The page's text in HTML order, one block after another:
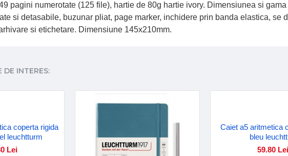
pagini numerotate (125 file), hartie de 80g hartie ivory. Dimensiunea si
si detasabile, buzunar pliat, page marker, inchidere prin banda elastica, se
si etichetare. Dimensiune 145x210mm.
DE INTERES:
coperta rigida
leuchtturm
Lei
Caiet a5 aritmetica
bleu
59.80 Lei